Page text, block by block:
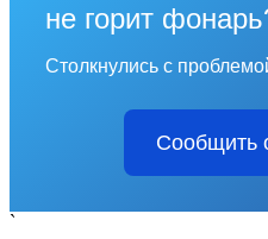
не горит
Столкнулись с
Сообщить
`